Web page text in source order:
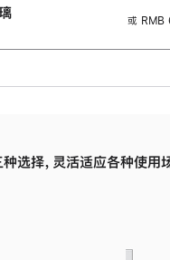
或 RMB
种选择，灵活适应各种使用